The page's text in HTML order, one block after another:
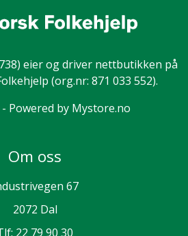
eier og driver nettbutikken på
(org.nr: 871 033 552).
Powered by Mystore.no
Om oss
67
2072 Dal
22 79 90 30